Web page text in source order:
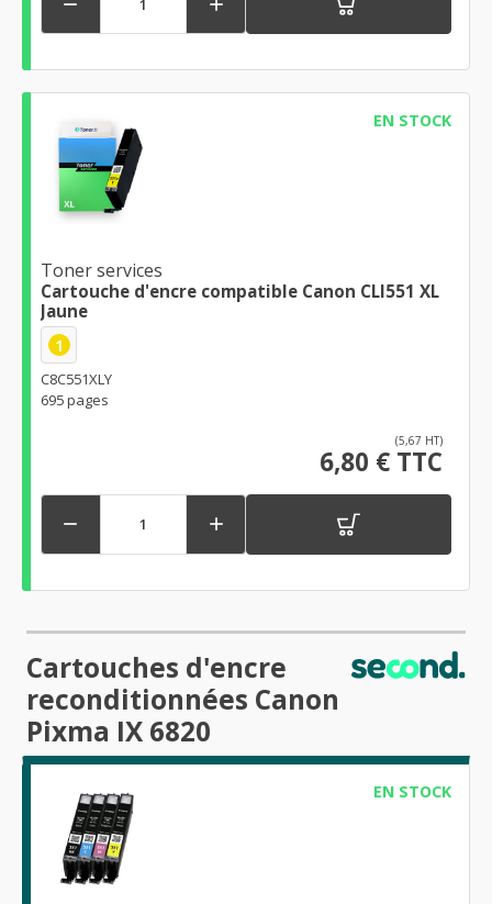
EN STOCK
Toner services
Cartouche d'encre compatible Canon CLI551 XL
Jaune
1
C8C551XLY
695 pages
(5,67 HT)
6,80 € TTC
 
Cartouches d'encre
reconditionnées Canon
Pixma IX 6820
EN STOCK